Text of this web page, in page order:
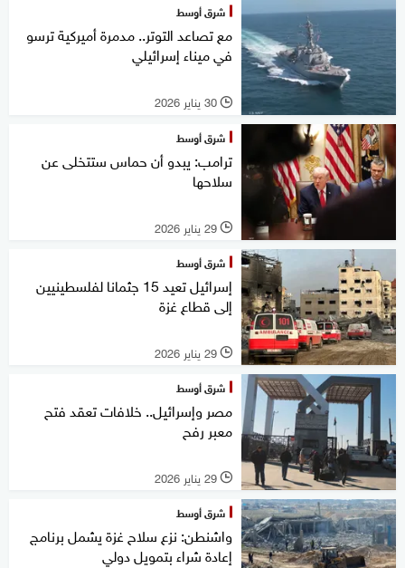
شرق أوسط
مع تصاعد التوتر.. مدمرة أميركية ترسو
في ميناء إسرائيلي
l 30 يناير 2026
شرق أوسط
ترامب: يبدو أن حماس ستتخلى عن
سلاحها
l 29 يناير 2026
شرق أوسط
إسرائيل تعيد 15 جثمانا لفلسطينيين
إلى قطاع غزة
l 29 يناير 2026
شرق أوسط
مصر وإسرائيل.. خلافات تعقد فتح
معبر رفح
l 29 يناير 2026
شرق أوسط
واشنطن: نزع سلاح غزة يشمل برنامج
إعادة شراء بتمويل دولي